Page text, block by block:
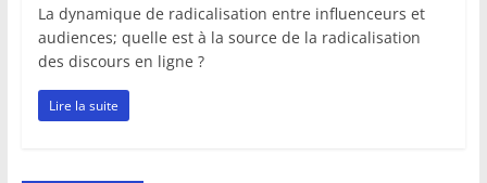
La dynamique de radicalisation entre influenceurs et
audiences; quelle est à la source de la radicalisation
des discours en ligne ?
Lire la suite